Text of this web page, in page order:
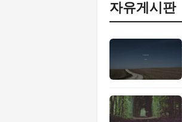
자유게시판